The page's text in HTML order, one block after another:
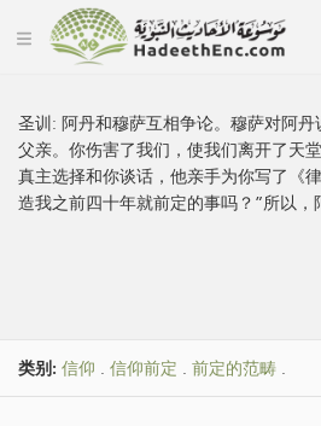
圣训:阿丹和穆萨互相争论。穆萨对阿
父亲。你伤害了我们，使我们离开了天
真主选择和你谈话，他亲手为你写了《
造我之前四十年就前定的事吗？”所以，
类别: 信仰 . 信仰前定 . 前定的范畴 .